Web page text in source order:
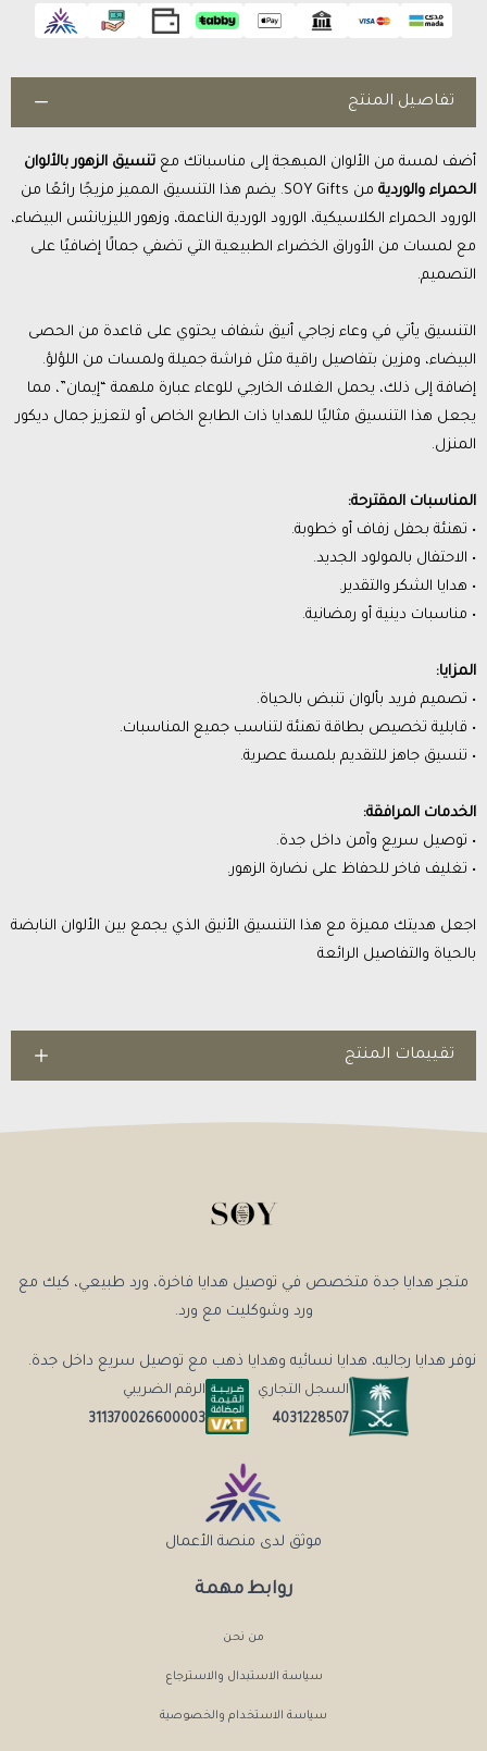
تفاصيل المنتج
أضف لمسة من الألوان المبهجة إلى مناسباتك مع تنسيق الزهور بالألوان
الحمراء والوردية
من SOY Gifts. يضم هذا التنسيق المميز مزيجًا رائعًا من
الورود الحمراء الكلاسيكية، الورود الوردية الناعمة، وزهور الليزيانثس البيضاء،
مع لمسات من الأوراق الخضراء الطبيعية التي تضفي جمالًا إضافيًا على
التصميم.
التنسيق يأتي في وعاء زجاجي أنيق شفاف يحتوي على قاعدة من الحصى
البيضاء، ومزين بتفاصيل راقية مثل فراشة جميلة ولمسات من اللؤلؤ.
إضافة إلى ذلك، يحمل الغلاف الخارجي للوعاء عبارة ملهمة “إيمان”، مما
يجعل هذا التنسيق مثاليًا للهدايا ذات الطابع الخاص أو لتعزيز جمال ديكور
المنزل.
المناسبات المقترحة:
• تهنئة بحفل زفاف أو خطوبة.
• الاحتفال بالمولود الجديد.
• هدايا الشكر والتقدير.
• مناسبات دينية أو رمضانية.
المزايا:
• تصميم فريد بألوان تنبض بالحياة.
• قابلية تخصيص بطاقة تهنئة لتناسب جميع المناسبات.
• تنسيق جاهز للتقديم بلمسة عصرية.
الخدمات المرافقة:
• توصيل سريع وآمن داخل جدة.
• تغليف فاخر للحفاظ على نضارة الزهور.
اجعل هديتك مميزة مع هذا التنسيق الأنيق الذي يجمع بين الألوان النابضة
بالحياة والتفاصيل الرائعة
تقييمات المنتج
روابط مهمة
من نحن
سياسة الاستبدال والاسترجاع
سياسة الاستخدام والخصوصية
متجر هدايا جدة متخصص في توصيل هدايا فاخرة، ورد طبيعي، كيك مع
ورد وشوكليت مع ورد.
نوفر هدايا رجاليه، هدايا نسائيه وهدايا ذهب مع توصيل سريع داخل جدة.
السجل التجاري
4031228507
الرقم الضريبي
311370026600003
موثق لدى منصة الأعمال